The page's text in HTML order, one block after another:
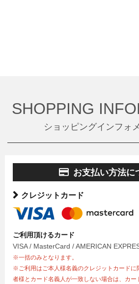
SHOPPING
ショッピングインフォ
お支払い方法に
クレジットカード
ご利用頂けるカード
VISA / MasterCard / AMERICAN
※一括のみとなります。
※ご利用はご本人様名義のクレジットカードに
者様とカード名義人が一致しない場合は、カ